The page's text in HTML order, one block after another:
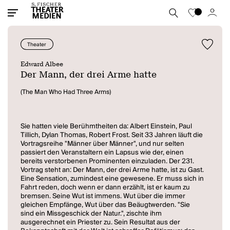
Theater
Edward Albee
Der Mann, der drei Arme hatte
(The Man Who Had Three Arms)
Sie hatten viele Berühmtheiten da: Albert Einstein, Paul
Tillich, Dylan Thomas, Robert Frost. Seit 33 Jahren läuft die
Vortragsreihe "Männer über Männer", und nur selten
passiert den Veranstaltern ein Lapsus wie der, einen
bereits verstorbenen Prominenten einzuladen. Der 231.
Vortrag steht an: Der Mann, der drei Arme hatte, ist zu Gast.
Eine Sensation, zumindest eine gewesene. Er muss sich in
Fahrt reden, doch wenn er dann erzählt, ist er kaum zu
bremsen. Seine Wut ist immens. Wut über die immer
gleichen Empfänge, Wut über das Beäugtwerden. "Sie
sind ein Missgeschick der Natur.", zischte ihm
ausgerechnet ein Priester zu. Sein Resultat aus der